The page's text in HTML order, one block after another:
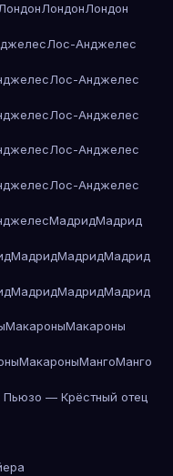
ЛондонЛондон
Лос-Анджелес
Лос-Анджелес
Лос-Анджелес
Лос-Анджелес
Лос-Анджелес
МадридМадрид
МадридМадридМадрид
МадридМадридМадрид
МакароныМакароны
МакароныМангоМанго
— Крёстный отец